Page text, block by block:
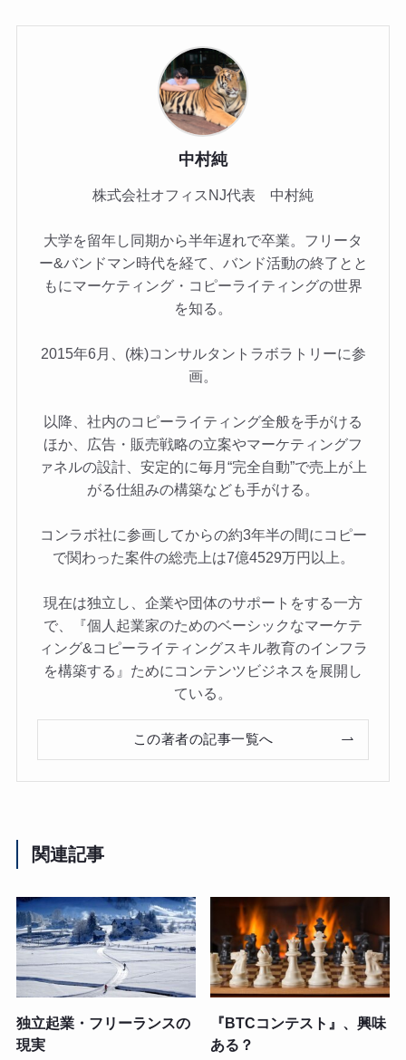
中村純
株式会社オフィスNJ代表 中村純
大学を留年し同期から半年遅れで卒業。フリータ
ー&バンドマン時代を経て、バンド活動の終了とと
もにマーケティング・コピーライティングの世界
を知る。
2015年6月、(株)コンサルタントラボラトリーに参
画。
以降、社内のコピーライティング全般を手がける
ほか、広告・販売戦略の立案やマーケティングフ
ァネルの設計、安定的に毎月“完全自動”で売上が上
がる仕組みの構築なども手がける。
コンラボ社に参画してからの約3年半の間にコピー
で関わった案件の総売上は7億4529万円以上。
現在は独立し、企業や団体のサポートをする一方
で、『個人起業家のためのベーシックなマーケテ
ィング&コピーライティングスキル教育のインフラ
を構築する』ためにコンテンツビジネスを展開し
ている。
この著者の記事一覧へ
関連記事
独立起業・フリーランスの
現実
『BTCコンテスト』、興味
ある？